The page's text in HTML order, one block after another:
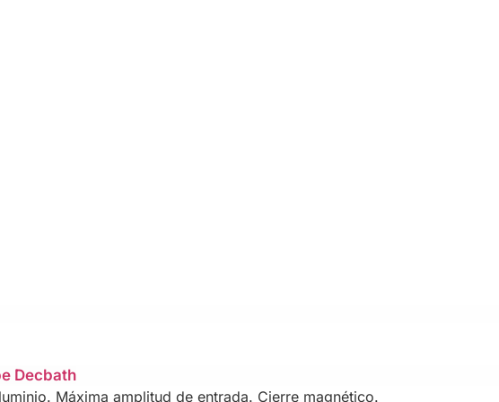
Decbath
Máxima amplitud de entrada. Cierre magnético.